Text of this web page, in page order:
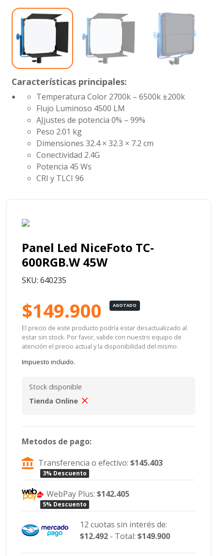
Características principales:
Temperatura Color 2700k – 6500k ±200k
Flujo Luminoso 4500 LM
AJjustes de potencia 0% – 99%
Peso 2.01 kg
Dimensiones 32.4 × 32.3 × 7.2 cm
Conectividad 2.4G
Potencia 45 Ws
CRI y TLCI 96
Panel Led NiceFoto TC-
600RGB.W 45W
SKU: 640235
$149.900 AGOTADO
El precio de este producto podría estar desactualizado al
estar sin stock. Por favor, valide con nuestro equipo de
atención el precio actual y la disponibilidad del mismo.
Impuesto incluido.
Stock disponible
Tienda Online
Metodos de pago:
Transferencia o efectivo:$145.403
3% Descuento
WebPay Plus:$142.405
5% Descuento
12 cuotas sin interés de:
$12.492- Total: $149.900